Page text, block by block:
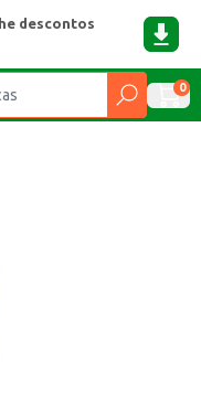
descontos
0